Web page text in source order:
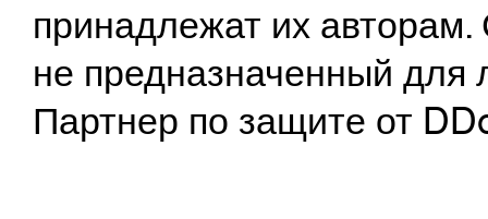
принадлежат их
не предназначенный
Партнер по защите от